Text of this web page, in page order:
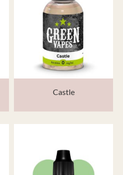
Castle